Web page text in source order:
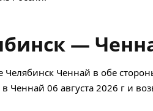
—
Челябинск Ченнай в обе
Ченнай 06 августа 2026 г и